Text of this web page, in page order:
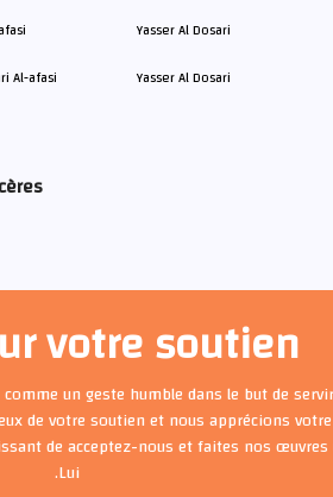
Al-afasi Yasser Al Dosari
votre soutien
un geste humble dans le but de
de votre soutien et nous apprécions
de acceptez-nous et faites nos
Lui.